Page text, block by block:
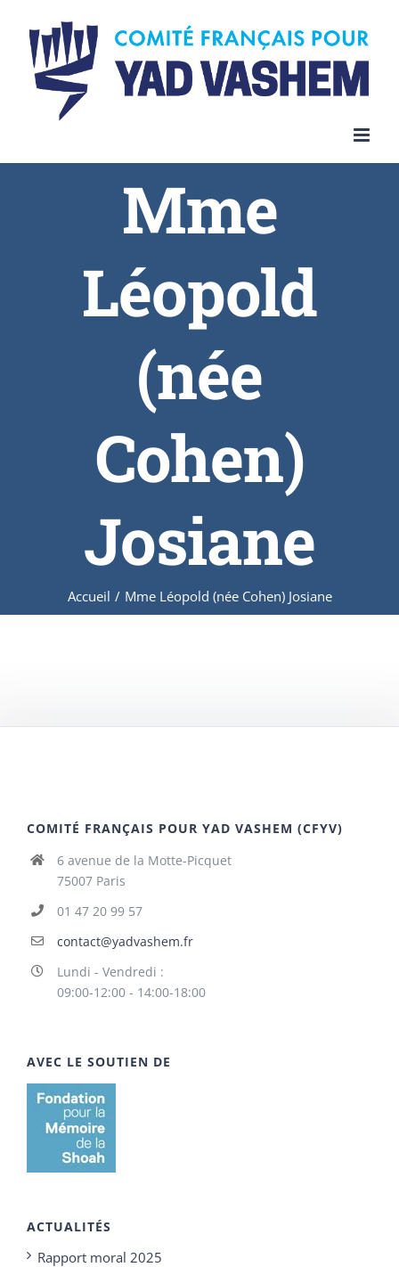
content
Mme
Léopold
(née
Cohen)
Josiane
Accueil / Mme Léopold (née Cohen) Josiane
COMITÉ FRANÇAIS POUR YAD VASHEM (CFYV)
6 avenue de la Motte-Picquet
75007 Paris
01 47 20 99 57
contact@yadvashem.fr
Lundi - Vendredi :
09:00-12:00 - 14:00-18:00
AVEC LE SOUTIEN DE
ACTUALITÉS
Rapport moral 2025